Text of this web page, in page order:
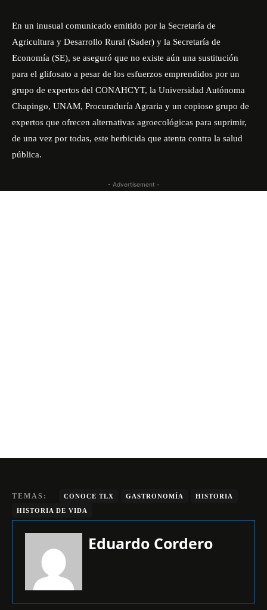
En un inusual comunicado emitido por la Secretaría de
Agricultura y Desarrollo Rural (Sader) y la Secretaría de
Economía (SE), se aseguró que no existe aún una sustitución
para el glifosato a pesar de los esfuerzos emprendidos por un
grupo de expertos del CONAHCYT, la Universidad Autónoma
Chapingo, UNAM, Procuraduría Agraria y un copioso grupo de
expertos que ofrecen alternativas agroecológicas para suprimir,
de una vez por todas, este herbicida que atenta contra la salud
pública.
- Advertisement -
TEMAS: CONOCE TLX GASTRONOMÍA
HISTORIA
HISTORIA DE VIDA
Eduardo Cordero